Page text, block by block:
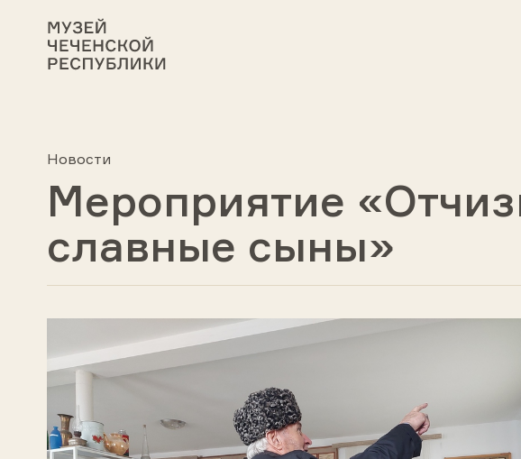
Новости
Мероприятие
славные сыны»